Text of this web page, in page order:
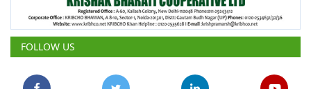
FOLLOW US